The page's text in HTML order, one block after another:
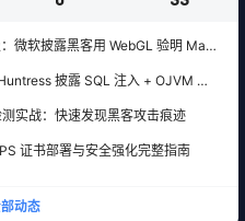
微软披露黑客用 WebGL 验明 Mac
披露 SQL 注入 + OJVM 入
实战：快速发现黑客攻击痕迹
证书部署与安全强化完整指南
动态